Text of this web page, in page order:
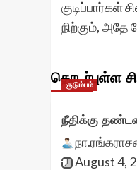
குடிப்பார்கள்
நிற்கும்,
தொடர்புள்ள
குடும்பம்
நீதிக்கு
August 4,